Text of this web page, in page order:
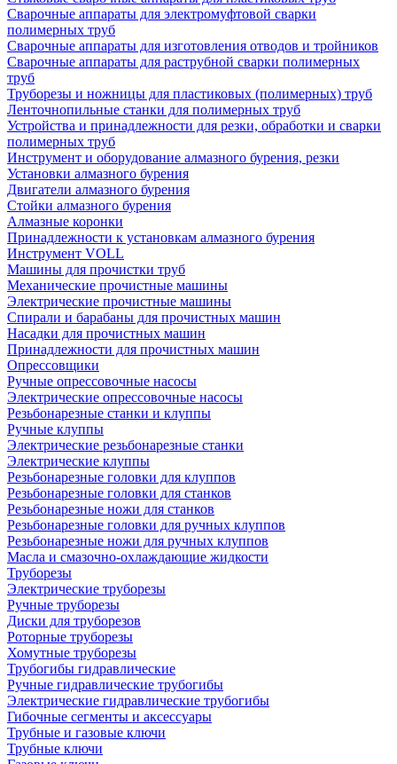
Сварочные аппараты для электромуфтовой сварки
полимерных труб
Сварочные аппараты для изготовления отводов и тройников
Сварочные аппараты для раструбной сварки полимерных
труб
Труборезы и ножницы для пластиковых (полимерных) труб
Ленточнопильные станки для полимерных труб
Устройства и принадлежности для резки, обработки и сварки
полимерных труб
Инструмент и оборудование алмазного бурения, резки
Установки алмазного бурения
Двигатели алмазного бурения
Стойки алмазного бурения
Алмазные коронки
Принадлежности к установкам алмазного бурения
Инструмент VOLL
Машины для прочистки труб
Механические прочистные машины
Электрические прочистные машины
Спирали и барабаны для прочистных машин
Насадки для прочистных машин
Принадлежности для прочистных машин
Опрессовщики
Ручные опрессовочные насосы
Электрические опрессовочные насосы
Резьбонарезные станки и клуппы
Ручные клуппы
Электрические резьбонарезные станки
Электрические клуппы
Резьбонарезные головки для клуппов
Резьбонарезные головки для станков
Резьбонарезные ножи для станков
Резьбонарезные головки для ручных клуппов
Резьбонарезные ножи для ручных клуппов
Масла и смазочно-охлаждающие жидкости
Труборезы
Электрические труборезы
Ручные труборезы
Диски для труборезов
Роторные труборезы
Хомутные труборезы
Трубогибы гидравлические
Ручные гидравлические трубогибы
Электрические гидравлические трубогибы
Гибочные сегменты и аксессуары
Трубные и газовые ключи
Трубные ключи